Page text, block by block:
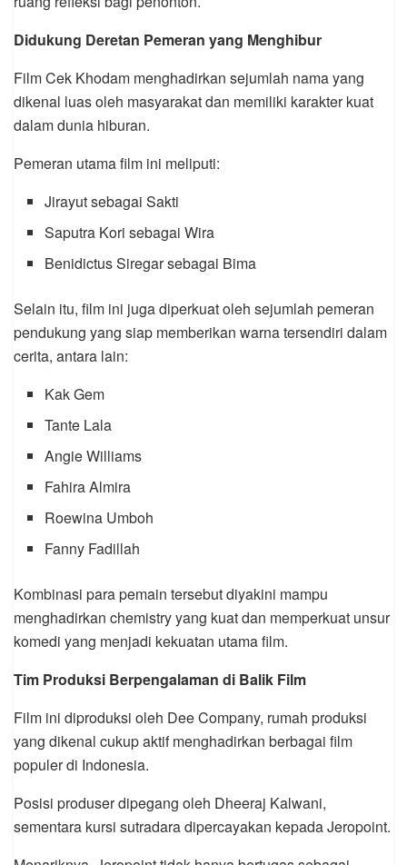
Didukung Deretan Pemeran yang Menghibur
Film Cek Khodam menghadirkan sejumlah nama yang
dikenal luas oleh masyarakat dan memiliki karakter kuat
dalam dunia hiburan.
Pemeran utama film ini meliputi:
Jirayut sebagai Sakti
Saputra Kori sebagai Wira
Benidictus Siregar sebagai Bima
Selain itu, film ini juga diperkuat oleh sejumlah pemeran
pendukung yang siap memberikan warna tersendiri dalam
cerita, antara lain:
Kak Gem
Tante Lala
Angie Williams
Fahira Almira
Roewina Umboh
Fanny Fadillah
Kombinasi para pemain tersebut diyakini mampu
menghadirkan chemistry yang kuat dan memperkuat unsur
komedi yang menjadi kekuatan utama film.
Tim Produksi Berpengalaman di Balik Film
Film ini diproduksi oleh Dee Company, rumah produksi
yang dikenal cukup aktif menghadirkan berbagai film
populer di Indonesia.
Posisi produser dipegang oleh Dheeraj Kalwani,
sementara kursi sutradara dipercayakan kepada Jeropoint.